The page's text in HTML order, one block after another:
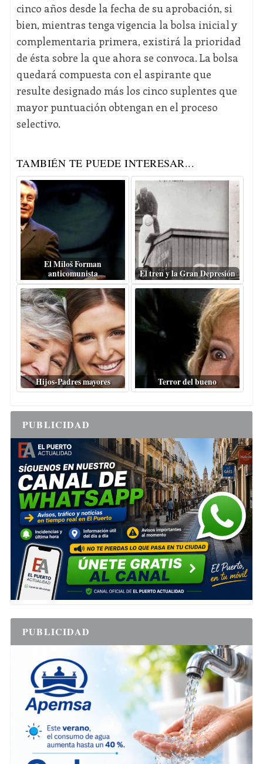
cinco años desde la fecha de su aprobación, si
bien, mientras tenga vigencia la bolsa inicial y
complementaria primera, existirá la prioridad
de ésta sobre la que ahora se convoca. La bolsa
quedará compuesta con el aspirante que
resulte designado más los cinco suplentes que
mayor puntuación obtengan en el proceso
selectivo.
TAMBIÉN TE PUEDE INTERESAR...
El Miloš Forman
anticomunista
El tren y la Gran Depresión
Hijos-Padres mayores Terror del bueno
PUBLICIDAD
PUBLICIDAD